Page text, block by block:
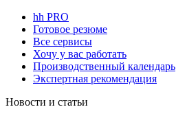
hh PRO
Готовое резюме
Все сервисы
Хочу у вас работать
Производственный календарь
Экспертная рекомендация
Новости и статьи